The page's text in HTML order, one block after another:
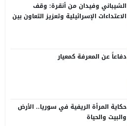
الشيباني وفيدان من أنقرة: وقف
الاعتداءات الإسرائيلية وتعزيز التعاون بين
دفاعاً عن المعرفة كمعيار
حكاية المرأة الريفية في سوريا.. الأرض
والبيت والحياة